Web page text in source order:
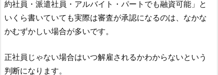
約社員・派遣社員・アルバイト・パートでも融資可能」と
いくら書いていても実際は審査が承認になるのは、なかな
かむずかしい場合が多いです。
正社員じゃない場合はいつ解雇されるかわからないという
判断になります。